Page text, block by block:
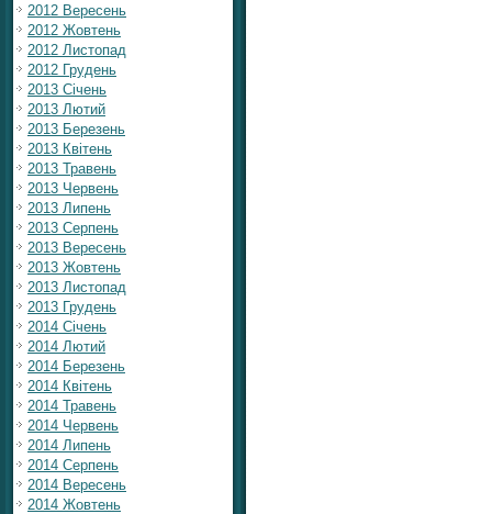
2012 Вересень
2012 Жовтень
2012 Листопад
2012 Грудень
2013 Січень
2013 Лютий
2013 Березень
2013 Квітень
2013 Травень
2013 Червень
2013 Липень
2013 Серпень
2013 Вересень
2013 Жовтень
2013 Листопад
2013 Грудень
2014 Січень
2014 Лютий
2014 Березень
2014 Квітень
2014 Травень
2014 Червень
2014 Липень
2014 Серпень
2014 Вересень
2014 Жовтень